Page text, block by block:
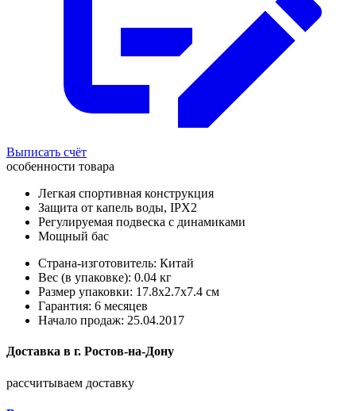
Выписать счёт
особенности товара
Легкая спортивная конструкция
Защита от капель воды, IPX2
Регулируемая подвеска с динамиками
Мощный бас
Страна-изготовитель: Китай
Вес (в упаковке): 0.04 кг
Размер упаковки: 17.8x2.7x7.4 см
Гарантия: 6 месяцев
Начало продаж: 25.04.2017
Доставка в г. Ростов-на-Дону
рассчитываем доставку